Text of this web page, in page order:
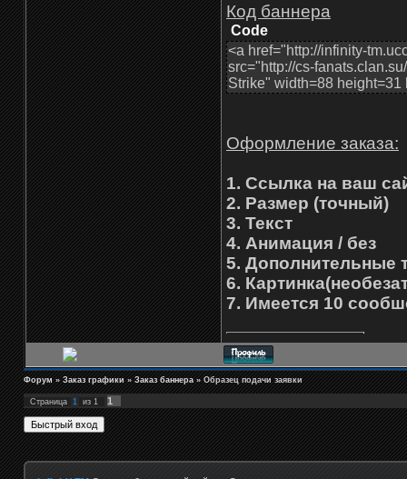
Код баннера
Code
<a href="http://infinity-
src="http://cs-
Strike" width=88 height=31
Оформление заказа:
1. Ссылка на ваш
2. Размер (точный)
3. Текст
4. Анимация / без
5. Дополнительные
6.
7. Имеется 10
Форум » Заказ графики » Заказ баннера » Образец подачи заявки
Страница 1 из 1 1